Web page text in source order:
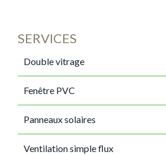
SERVICES
Double vitrage
Fenêtre PVC
Panneaux solaires
Ventilation simple flux